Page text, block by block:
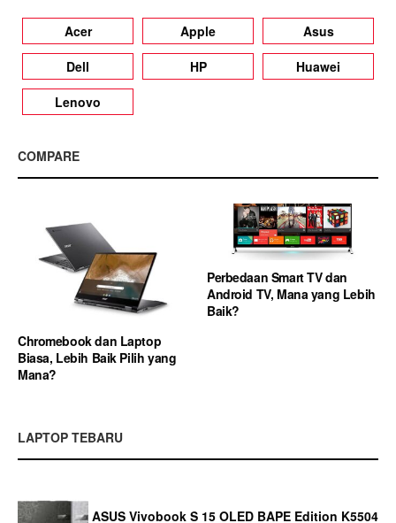
Acer Apple
Asus
Dell
HP
Huawei
Lenovo
COMPARE
Chromebook dan Laptop
Biasa, Lebih Baik Pilih yang
Mana?
Perbedaan Smart TV dan
Android TV, Mana yang Lebih
Baik?
LAPTOP TEBARU
ASUS Vivobook S 15 OLED BAPE Edition K5504